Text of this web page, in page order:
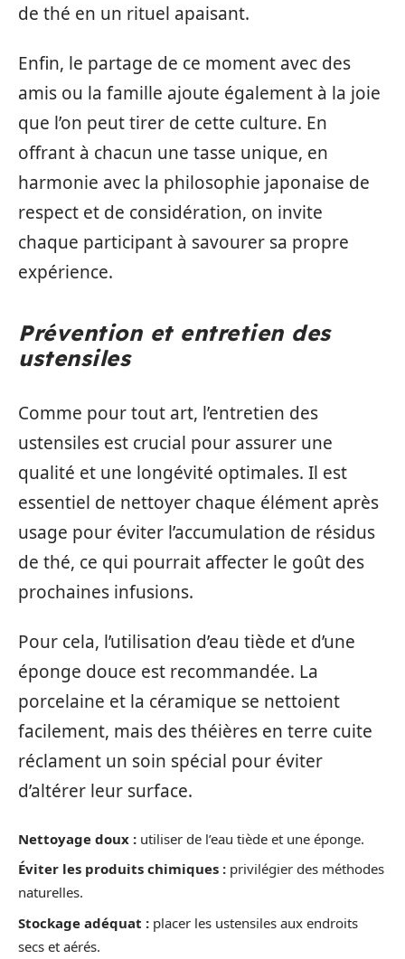
de thé en un rituel apaisant.
Enfin, le partage de ce moment avec des
amis ou la famille ajoute également à la joie
que l’on peut tirer de cette culture. En
offrant à chacun une tasse unique, en
harmonie avec la philosophie japonaise de
respect et de considération, on invite
chaque participant à savourer sa propre
expérience.
Prévention et entretien des
ustensiles
Comme pour tout art, l’entretien des
ustensiles est crucial pour assurer une
qualité et une longévité optimales. Il est
essentiel de nettoyer chaque élément après
usage pour éviter l’accumulation de résidus
de thé, ce qui pourrait affecter le goût des
prochaines infusions.
Pour cela, l’utilisation d’eau tiède et d’une
éponge douce est recommandée. La
porcelaine et la céramique se nettoient
facilement, mais des théières en terre cuite
réclament un soin spécial pour éviter
d’altérer leur surface.
Nettoyage doux : utiliser de l’eau tiède et une éponge.
Éviter les produits chimiques : privilégier des méthodes
naturelles.
Stockage adéquat : placer les ustensiles aux endroits
secs et aérés.